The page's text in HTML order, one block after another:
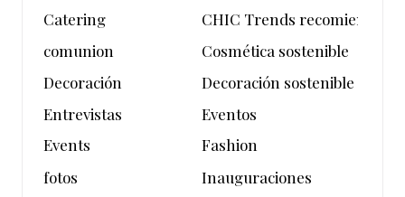
Catering
CHIC Trends recomienda
comunion
Cosmética sostenible
Decoración
Decoración sostenible
Entrevistas
Eventos
Events
Fashion
fotos
Inauguraciones